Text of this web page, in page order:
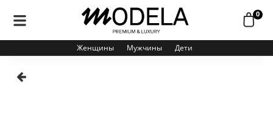
0
Женщины Мужчины Дети